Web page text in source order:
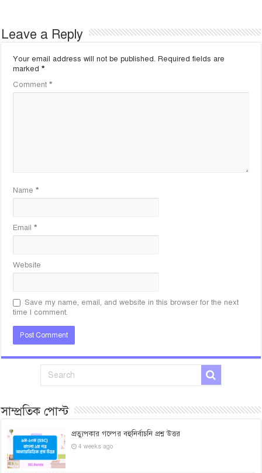
Leave a Reply
Your email address will not be published. Required fields are
marked*
Comment*
Name*
Email*
Website
Save my name, email, and website in this browser for the next
time I comment.
সাম্প্রতিক পোস্ট
প্রত্যুপকার গল্পের বহুনির্বাচনি প্রশ্ন উত্তর
4 weeks ago